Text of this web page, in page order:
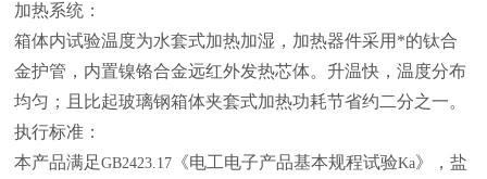
加热系统：
箱体内试验温度为水套式加热加湿，加热器件采用*的钛合
金护管，内置镍铬合金远红外发热芯体。升温快，温度分布
均匀；且比起玻璃钢箱体夹套式加热功耗节省约二分之一。
执行标准：
本产品满足GB2423.17 《电工电子产品基本规程试验Ka》，盐